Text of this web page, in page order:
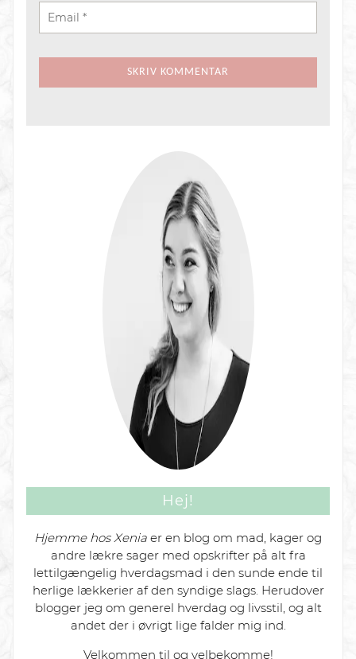
Hej!
Hjemme hos Xenia er en blog om mad, kager og
andre lækre sager med opskrifter på alt fra
lettilgængelig hverdagsmad i den sunde ende til
herlige lækkerier af den syndige slags. Herudover
blogger jeg om generel hverdag og livsstil, og alt
andet der i øvrigt lige falder mig ind.
Velkommen til og velbekomme!